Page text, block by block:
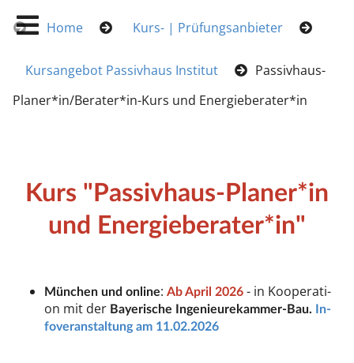
Home Kurs- | Prüfungsanbieter
Kursangebot Passivhaus Institut
Passivhaus-
Planer*in/Berater*in-Kurs und Energieberater*in
Kurs "Pas­siv­haus-Pla­ner*in
und Ener­gie­be­ra­ter*in"
Mün­chen und on­li­ne: Ab April 2026 - in Ko­ope­ra­ti­
on mit der Baye­ri­sche In­ge­nieu­re­kam­mer-Bau. In­
fo­ver­an­stal­tung am 11.02.2026